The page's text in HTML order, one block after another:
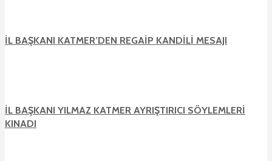
İL BAŞKANI KATMER’DEN REGAİP KANDİLİ MESAJI
İL BAŞKANI YILMAZ KATMER AYRIŞTIRICI SÖYLEMLERİ
KINADI